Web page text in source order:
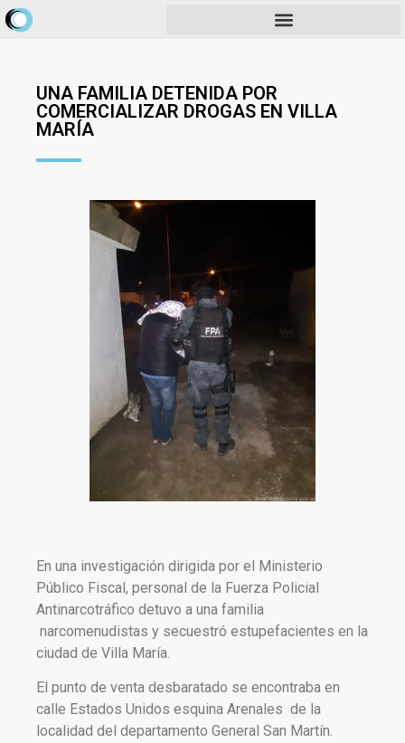
UNA FAMILIA DETENIDA POR
COMERCIALIZAR DROGAS EN VILLA
MARÍA
En una investigación dirigida por el Ministerio
Público Fiscal, personal de la Fuerza Policial
Antinarcotráfico detuvo a una familia
narcomenudistas y secuestró estupefacientes en la
ciudad de Villa María.
El punto de venta desbaratado se encontraba en
calle Estados Unidos esquina Arenales de la
localidad del departamento General San Martín.